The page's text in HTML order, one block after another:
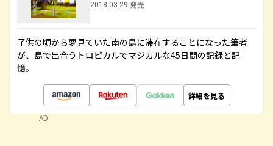
2018.03.29 発売
子供の頃から夢見ていた南の島に滞在することになった筆者
が、島で出合うトロピカルでマジカルな45日間の記録と記
憶。
詳細を見る
AD